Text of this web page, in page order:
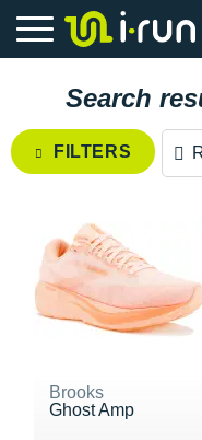
Search
FILTERS
Brooks
Ghost Amp